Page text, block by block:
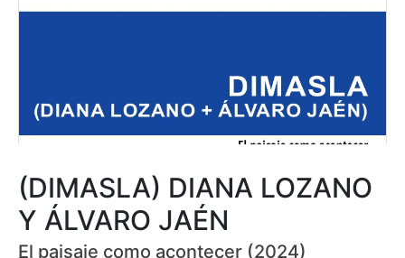
(DIMASLA) DIANA LOZANO
Y ÁLVARO JAÉN
El paisaje como acontecer (2024)